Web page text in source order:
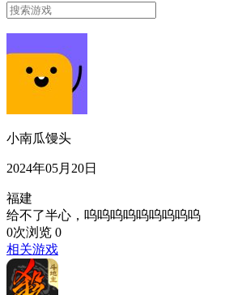
小南瓜馒头
2024年05月20日
福建
给不了半心，呜呜呜呜呜呜呜呜呜
0次浏览 0
相关游戏